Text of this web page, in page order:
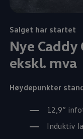
Salget har startet
Nye Caddy
ekskl. mva
Høydepunkter
12,9”
Induktiv